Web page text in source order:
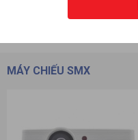
MÁY CHIẾU SMX